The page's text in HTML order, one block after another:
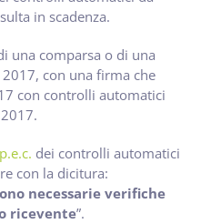
in scadenza.
una comparsa o di una
con una firma che
con controlli automatici
p.e.c. dei controlli automatici
con la dicitura:
necessarie verifiche
ricevente”.